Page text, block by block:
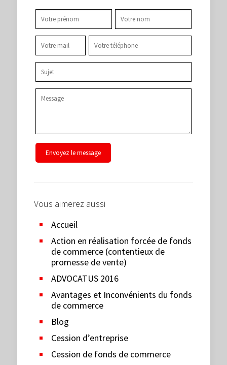
Vous aimerez aussi
Accueil
Action en réalisation forcée de fonds
de commerce (contentieux de
promesse de vente)
ADVOCATUS 2016
Avantages et Inconvénients du fonds
de commerce
Blog
Cession d’entreprise
Cession de fonds de commerce